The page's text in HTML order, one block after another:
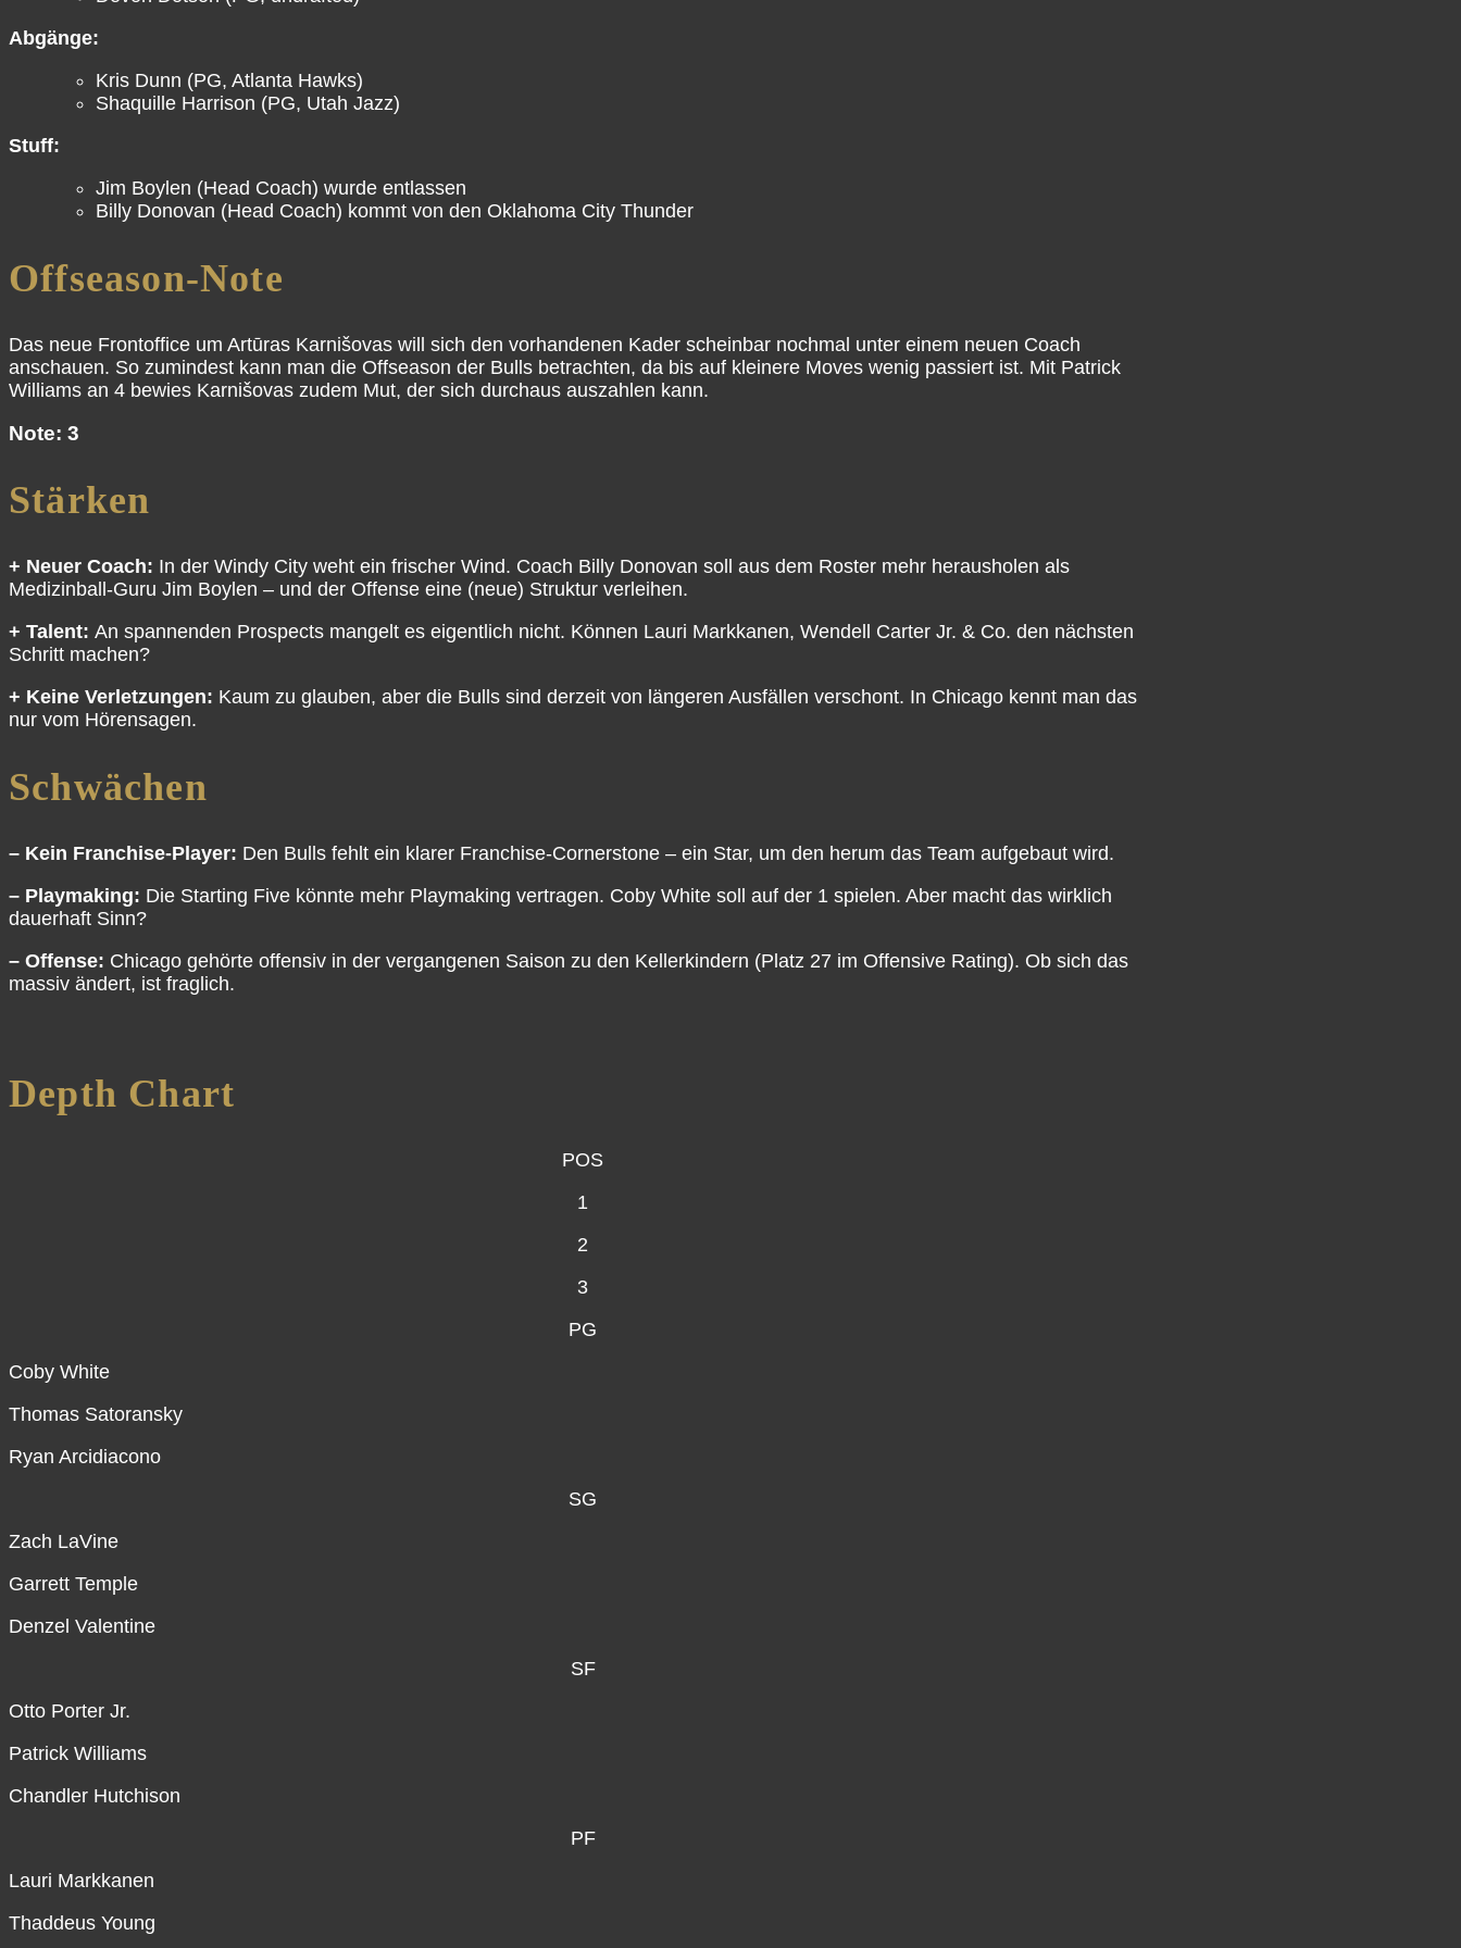
Abgänge:
Kris Dunn (PG, Atlanta Hawks)
Shaquille Harrison (PG, Utah Jazz)
Stuff:
Jim Boylen (Head Coach) wurde entlassen
Billy Donovan (Head Coach) kommt von den Oklahoma City Thunder
Offseason-Note
Das neue Frontoffice um Artūras Karnišovas will sich den vorhandenen Kader scheinbar nochmal unter einem neuen Coach
anschauen. So zumindest kann man die Offseason der Bulls betrachten, da bis auf kleinere Moves wenig passiert ist. Mit Patrick
Williams an 4 bewies Karnišovas zudem Mut, der sich durchaus auszahlen kann.
Note: 3
Stärken
+ Neuer Coach: In der Windy City weht ein frischer Wind. Coach Billy Donovan soll aus dem Roster mehr herausholen als
Medizinball-Guru Jim Boylen – und der Offense eine (neue) Struktur verleihen.
+ Talent: An spannenden Prospects mangelt es eigentlich nicht. Können Lauri Markkanen, Wendell Carter Jr. & Co. den nächsten
Schritt machen?
+ Keine Verletzungen: Kaum zu glauben, aber die Bulls sind derzeit von längeren Ausfällen verschont. In Chicago kennt man das
nur vom Hörensagen.
Schwächen
– Kein Franchise-Player: Den Bulls fehlt ein klarer Franchise-Cornerstone – ein Star, um den herum das Team aufgebaut wird.
– Playmaking: Die Starting Five könnte mehr Playmaking vertragen. Coby White soll auf der 1 spielen. Aber macht das wirklich
dauerhaft Sinn?
– Offense: Chicago gehörte offensiv in der vergangenen Saison zu den Kellerkindern (Platz 27 im Offensive Rating). Ob sich das
massiv ändert, ist fraglich.
Depth Chart
POS
1
2
3
PG
Coby White
Thomas Satoransky
Ryan Arcidiacono
SG
Zach LaVine
Garrett Temple
Denzel Valentine
SF
Otto Porter Jr.
Patrick Williams
Chandler Hutchison
PF
Lauri Markkanen
Thaddeus Young